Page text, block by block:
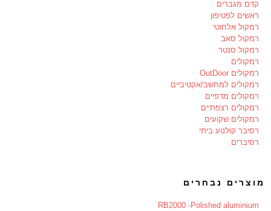
קדם מגברים
ראשים לפטיפון
רמקול אלחוטי
רמקול סאב
רמקול סנטר
רמקולים
רמקולים OutDoor
רמקולים למחשב/אקטיביים
רמקולים מדפיים
רמקולים רצפתיים
רמקולים שקועים
רסיבר קולנוע ביתי
רסיברים
מוצרים נבחרים
RB2000 -Polished aluminium